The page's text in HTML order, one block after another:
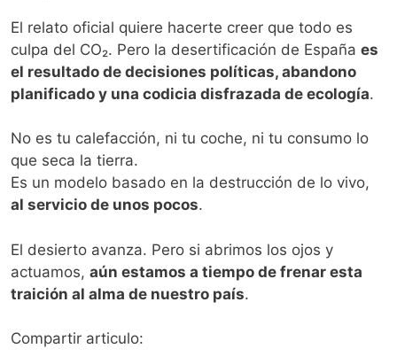
El relato oficial quiere hacerte creer que todo es
culpa del CO₂. Pero la desertificación de España es
el resultado de decisiones políticas, abandono
planificado y una codicia disfrazada de ecología.
No es tu calefacción, ni tu coche, ni tu consumo lo
que seca la tierra.
Es un modelo basado en la destrucción de lo vivo,
al servicio de unos pocos.
El desierto avanza. Pero si abrimos los ojos y
actuamos, aún estamos a tiempo de frenar esta
traición al alma de nuestro país.
Compartir articulo: